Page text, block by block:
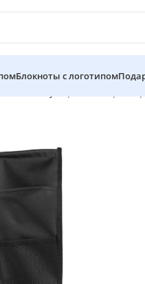
Блокноты с логотипом